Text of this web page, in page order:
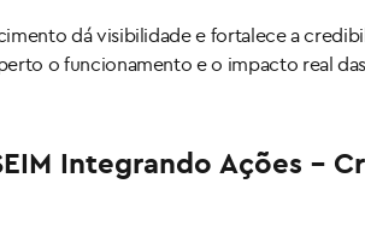
dá visibilidade e fortalece a
o funcionamento e o impacto real
Integrando Ações –